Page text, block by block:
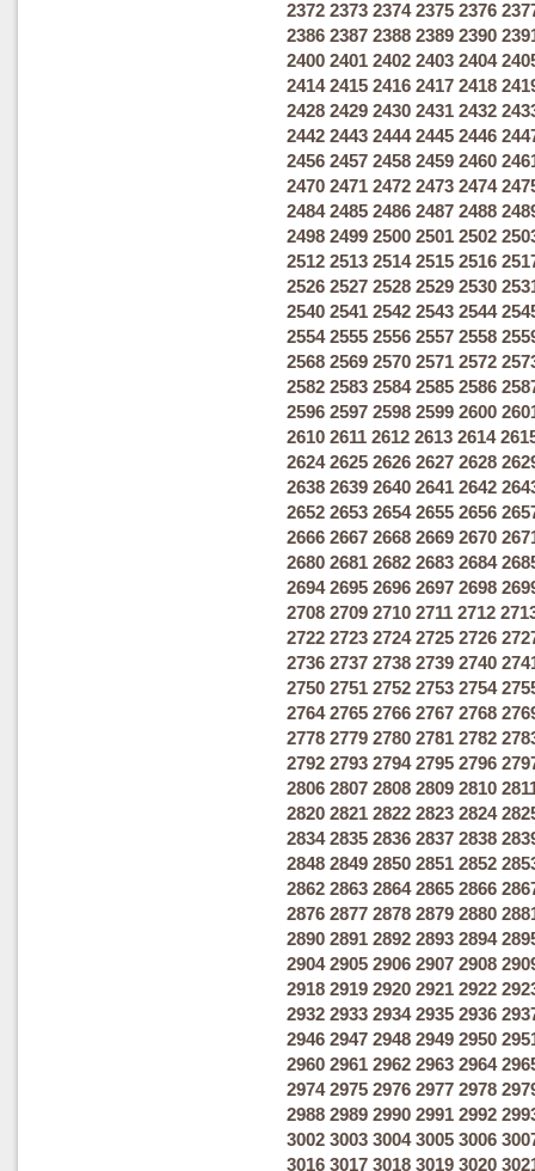
2372 2373 2374 2375 2376
2386 2387 2388 2389 2390
2400 2401 2402 2403 2404
2414 2415 2416 2417 2418
2428 2429 2430 2431 2432
2442 2443 2444 2445 2446
2456 2457 2458 2459 2460
2470 2471 2472 2473 2474
2484 2485 2486 2487 2488
2498 2499 2500 2501 2502
2512 2513 2514 2515 2516
2526 2527 2528 2529 2530
2540 2541 2542 2543 2544
2554 2555 2556 2557 2558
2568 2569 2570 2571 2572
2582 2583 2584 2585 2586
2596 2597 2598 2599 2600
2610 2611 2612 2613 2614
2624 2625 2626 2627 2628
2638 2639 2640 2641 2642
2652 2653 2654 2655 2656
2666 2667 2668 2669 2670
2680 2681 2682 2683 2684
2694 2695 2696 2697 2698
2708 2709 2710 2711 2712
2722 2723 2724 2725 2726
2736 2737 2738 2739 2740
2750 2751 2752 2753 2754
2764 2765 2766 2767 2768
2778 2779 2780 2781 2782
2792 2793 2794 2795 2796
2806 2807 2808 2809 2810
2820 2821 2822 2823 2824
2834 2835 2836 2837 2838
2848 2849 2850 2851 2852
2862 2863 2864 2865 2866
2876 2877 2878 2879 2880
2890 2891 2892 2893 2894
2904 2905 2906 2907 2908
2918 2919 2920 2921 2922
2932 2933 2934 2935 2936
2946 2947 2948 2949 2950
2960 2961 2962 2963 2964
2974 2975 2976 2977 2978
2988 2989 2990 2991 2992
3002 3003 3004 3005 3006
3016 3017 3018 3019 3020